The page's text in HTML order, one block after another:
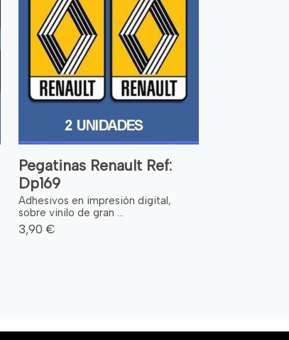
Pegatinas Renault Ref:
Dp169
Adhesivos en impresión digital,
sobre vinilo de gran ...
3,90 €